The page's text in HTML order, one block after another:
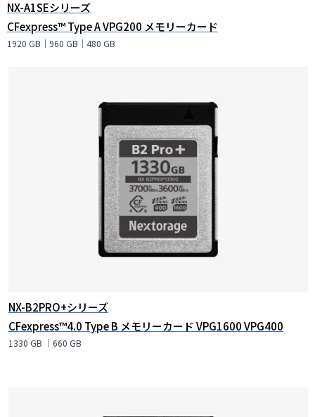
NX-A1SEシリーズ
CFexpress™ Type A VPG200 メモリーカード
1920 GB｜960 GB｜480 GB
NX-B2PRO+シリーズ
CFexpress™4.0 Type B メモリーカード VPG1600 VPG400
1330 GB ｜660 GB